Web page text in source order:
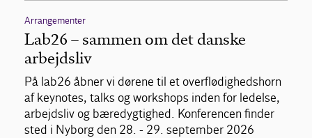
Arrangementer
Lab26 – sammen om det danske
arbejdsliv
På lab26 åbner vi dørene til et overflødighedshorn
af keynotes, talks og workshops inden for ledelse,
arbejdsliv og bæredygtighed. Konferencen finder
sted i Nyborg den 28. - 29. september 2026